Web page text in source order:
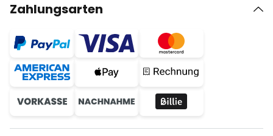
Zahlungsarten